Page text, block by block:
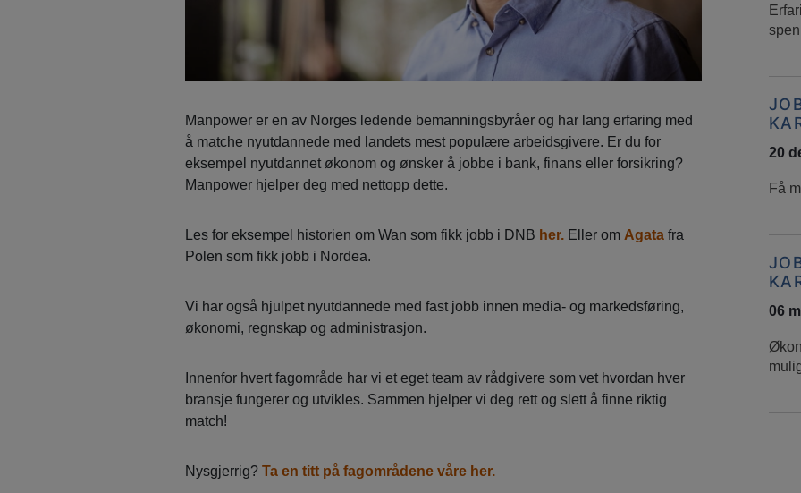
Manpower er en av Norges ledende bemanningsbyråer og har lang erfaring med
å matche nyutdannede med landets mest populære arbeidsgivere. Er du for
eksempel nyutdannet økonom og ønsker å jobbe i bank, finans eller forsikring?
Manpower hjelper deg med nettopp dette.
Les for eksempel historien om Wan som fikk jobb i DNB her. Eller om Agata fra
Polen som fikk jobb i Nordea.
Vi har også hjulpet nyutdannede med fast jobb innen media- og markedsføring,
økonomi, regnskap og administrasjon.
Innenfor hvert fagområde har vi et eget team av rådgivere som vet hvordan hver
bransje fungerer og utvikles. Sammen hjelper vi deg rett og slett å finne riktig
match!
Nysgjerrig? Ta en titt på fagområdene våre her.
20
Få
06